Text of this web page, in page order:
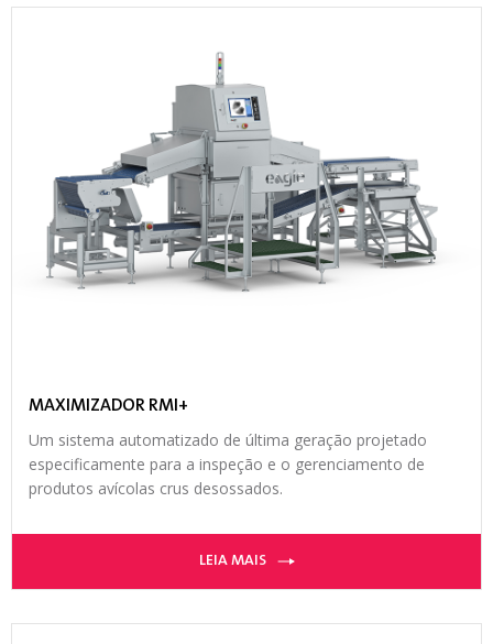
MAXIMIZADOR RMI+
Um sistema automatizado de última geração projetado
especificamente para a inspeção e o gerenciamento de
produtos avícolas crus desossados.
LEIA MAIS